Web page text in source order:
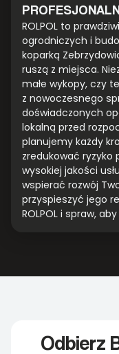
ROLPOL to
ogrodniczych i
koparką
ruszą z miejsca.
małe wykopy, czy
z nowoczesnego
doświadczonych
lokalną przed
planujemy każdy
zredukować ryzyko
wysokiej jakości
wspierać rozwój
przyspieszyć jego
ROLPOL i spraw,
Odbierz